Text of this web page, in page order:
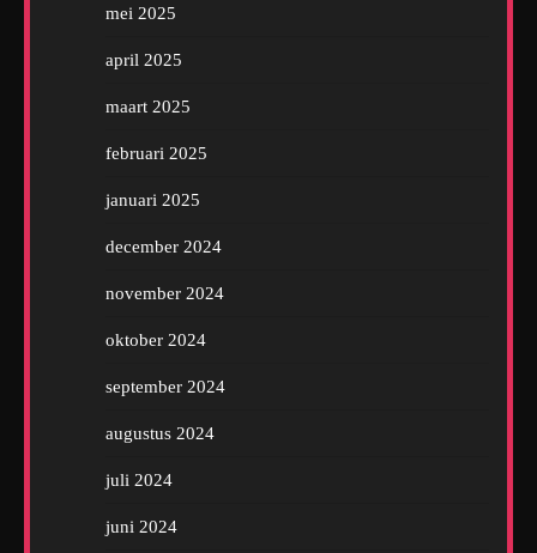
mei 2025
april 2025
maart 2025
februari 2025
januari 2025
december 2024
november 2024
oktober 2024
september 2024
augustus 2024
juli 2024
juni 2024